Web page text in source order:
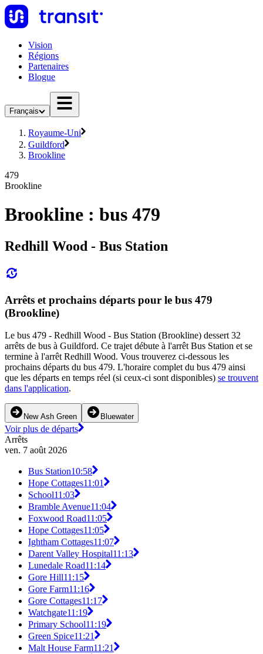
Vision
Régions
Partenaires
Blogue
Français
Royaume-Uni
Guildford
Brookline
479
Brookline
Brookline : bus 479
Redhill Wood - Bus Station
Arrêts et prochains départs pour le bus 479
(Brookline)
Le bus 479 - Redhill Wood - Bus Station (Brookline) dessert 32
arrêts de bus à Guildford. Ce trajet débute à l'arrêt Bus Station et se
termine à l'arrêt Redhill Wood. Vous trouverez ci-dessous les
prochains départs du bus 479. L'horaire complet du bus 479 ainsi
que les départs en temps réel (si ceux-ci sont disponibles) se trouvent
dans l'application.
New Ash Green Bluewater
Voir plus de départs
Arrêts
ven. 7 août 2026
Bus Station10:58
Hope Cottages11:01
School11:03
Bramble Avenue11:04
Foxwood Road11:05
Hope Cottages11:05
Ightham Cottages11:07
Darent Valley Hospital11:13
Lunedale Road11:14
Gore Hill11:15
Gore Farm11:16
Gore Cottages11:17
Watchgate11:19
Primary School11:19
Green Spice11:21
Malt House Farm11:21